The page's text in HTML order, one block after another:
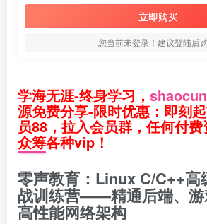
立即购买
您当前未登录！建议登陆后
学海无涯-终身学习，
源免费分享-限时优惠：即刻
员88，拉入会员群，任何付费
众筹各种vip！
零声教育：Linux C/C++高
战训练营——精通后端、游
高性能网络架构